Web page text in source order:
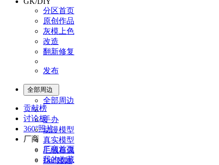
分区首页
原创作品
灰模上色
改造
翻新修复
发布
全部周边
全部周边
手办
动漫模型
真实模型
毛绒布偶
Doll娃娃
贡献榜
讨论板
360°照片
厂商
厂商首页
我的收藏